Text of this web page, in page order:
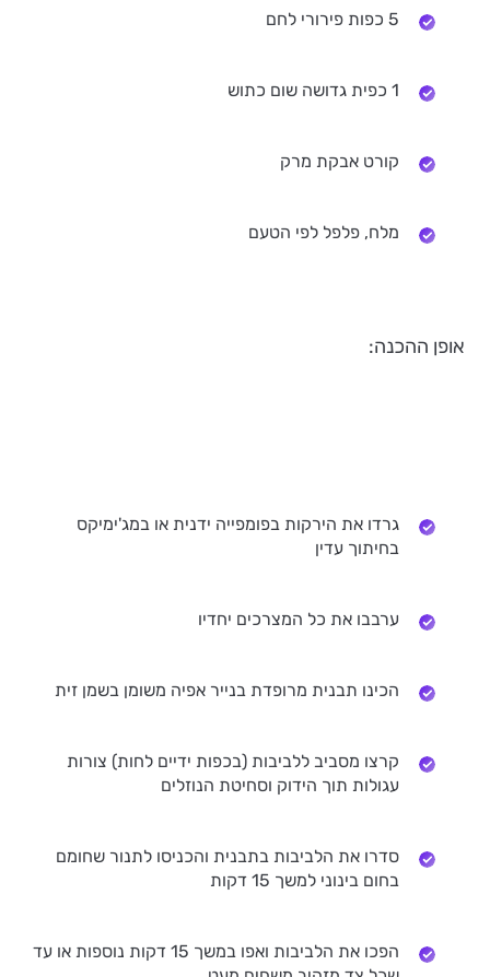
5 כפות פירורי לחם
1 כפית גדושה שום כתוש
קורט אבקת מרק
מלח, פלפל לפי הטעם
אופן ההכנה:
גרדו את הירקות בפומפייה ידנית או במג'ימיקס
בחיתוך עדין
ערבבו את כל המצרכים יחדיו
הכינו תבנית מרופדת בנייר אפיה משומן בשמן זית
קרצו מסביב ללביבות (בכפות ידיים לחות) צורות
עגולות תוך הידוק וסחיטת הנוזלים
סדרו את הלביבות בתבנית והכניסו לתנור שחומם
בחום בינוני למשך 15 דקות
הפכו את הלביבות ואפו במשך 15 דקות נוספות או עד